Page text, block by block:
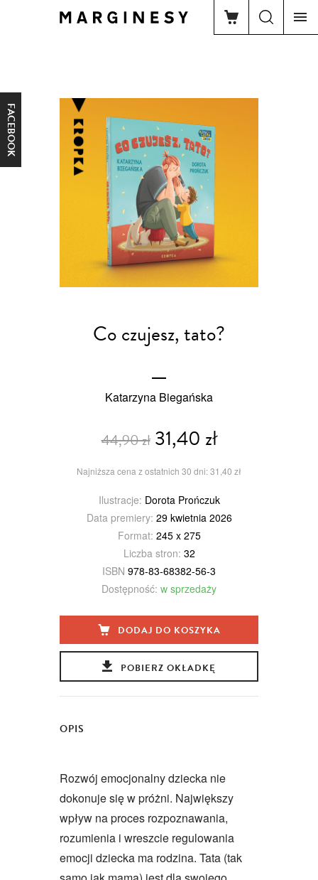
FACEBOOK
Co czujesz, tato?
Katarzyna Biegańska
44,90 zł31,40 zł
Najniższa cena z ostatnich 30 dni: 31,40 zł
Ilustracje: Dorota Prończuk
Data premiery: 29 kwietnia 2026
Format: 245 x 275
Liczba stron: 32
ISBN 978-83-68382-56-3
Dostępność: w sprzedaży
DODAJ DO KOSZYKA
POBIERZ OKŁADKĘ
OPIS
Rozwój emocjonalny dziecka nie
dokonuje się w próżni. Największy
wpływ na proces rozpoznawania,
rozumienia i wreszcie regulowania
emocji dziecka ma rodzina. Tata (tak